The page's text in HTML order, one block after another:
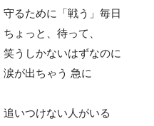
守るために「戦う」毎日
ちょっと、待って、
笑うしかないはずなのに
涙が出ちゃう 急に
追いつけない人がいる